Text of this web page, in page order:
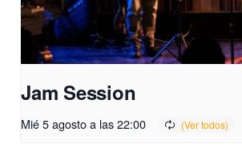
Jam Session
Mié 5 agosto a las 22:00